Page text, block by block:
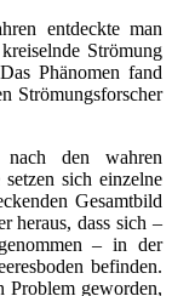
entdeckte man
Strömung
Phänomen fand
Strömungsforscher
nach den wahren
sich einzelne
Gesamtbild
heraus, dass sich –
– in der
befinden.
Problem geworden,